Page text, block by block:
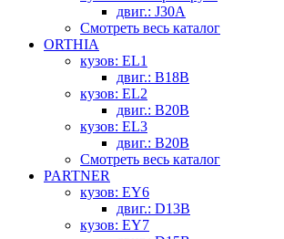
двиг.: J30A
Смотреть весь каталог
ORTHIA
кузов: EL1
двиг.: B18B
кузов: EL2
двиг.: B20B
кузов: EL3
двиг.: B20B
Смотреть весь каталог
PARTNER
кузов: EY6
двиг.: D13B
кузов: EY7